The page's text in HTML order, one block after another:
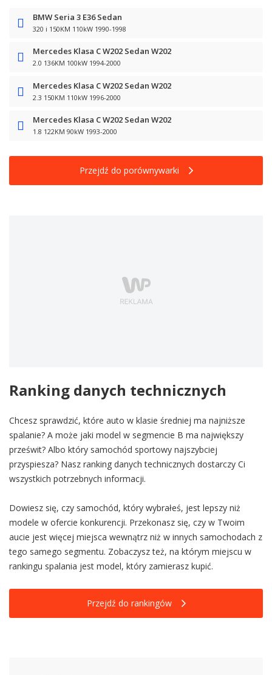
BMW Seria 3 E36 Sedan
320 i 150KM 110kW 1990-1998
Mercedes Klasa C W202 Sedan W202
2.0 136KM 100kW 1994-2000
Mercedes Klasa C W202 Sedan W202
2.3 150KM 110kW 1996-2000
Mercedes Klasa C W202 Sedan W202
1.8 122KM 90kW 1993-2000
Przejdź do porównywarki
Ranking danych technicznych
Chcesz sprawdzić, które auto w klasie średniej ma najniższe
spalanie? A może jaki model w segmencie B ma największy
prześwit? Albo który samochód sportowy najszybciej
przyspiesza? Nasz ranking danych technicznych dostarczy Ci
wszystkich potrzebnych informacji.
Dowiesz się, czy samochód, który wybrałeś, jest lepszy niż
modele w ofercie konkurencji. Przekonasz się, czy w Twoim
aucie jest więcej miejsca wewnątrz niż w innych samochodach z
tego samego segmentu. Zobaczysz też, na którym miejscu w
rankingu spalania jest model, który zamierasz kupić.
Przejdź do rankingów